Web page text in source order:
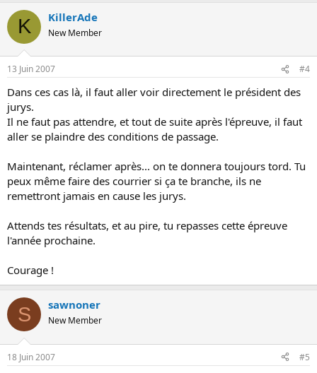
K KillerAde
New Member
13 Juin 2007 #4
Dans ces cas là, il faut aller voir directement le président des
jurys.
Il ne faut pas attendre, et tout de suite après l'épreuve, il faut
aller se plaindre des conditions de passage.
Maintenant, réclamer après... on te donnera toujours tord. Tu
peux même faire des courrier si ça te branche, ils ne
remettront jamais en cause les jurys.
Attends tes résultats, et au pire, tu repasses cette épreuve
l'année prochaine.
Courage !
S sawnoner
New Member
18 Juin 2007 #5